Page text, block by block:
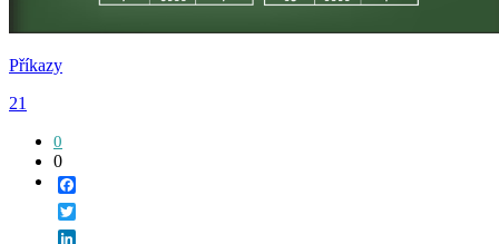
Příkazy
21
0
0